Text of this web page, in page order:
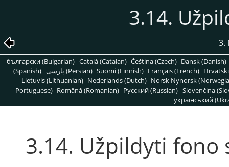
3.14.
3.
български (Bulgarian) Català (Catalan) Čeština (Czech) Dansk (Danish)
(Spanish)
پارسی (Persian) Suomi (Finnish) Français (French)
Lietuvis (Lithuanian) Nederlands (Dutch) Norsk Nynorsk
Portuguese) Română (Romanian) Pусский (Russian) Slovenčina
український
3.14. Užpildyti fono